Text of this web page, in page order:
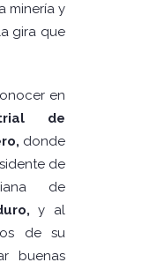
minería y
gira que
en
de
donde
de
de
y al
de su
buenas